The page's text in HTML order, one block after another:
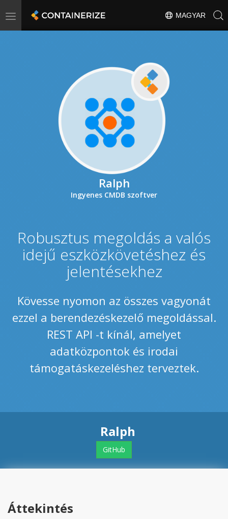
Toggle
MAGYAR
Ralph
Ingyenes CMDB szoftver
Robusztus megoldás a valós
idejű eszközkövetéshez és
jelentésekhez
Kövesse nyomon az összes vagyonát
ezzel a berendezéskezelő megoldással.
REST API -t kínál, amelyet
adatközpontok és irodai
támogatáskezeléshez terveztek.
Ralph
GitHub
Áttekintés